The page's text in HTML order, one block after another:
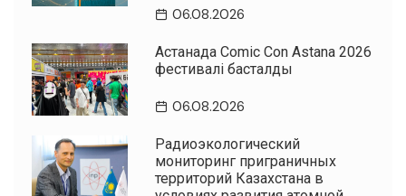
06.08.2026
Астанада Comic Con Astana 2026
фестивалі басталды
06.08.2026
Радиоэкологический
мониторинг приграничных
территорий Казахстана в